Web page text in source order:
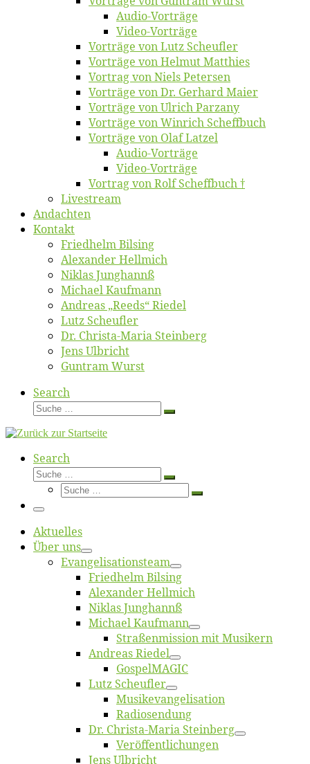
Au­dio-Vor­trä­ge
Vi­deo-Vor­trä­ge
Vor­trä­ge von Lutz Scheufler
Vor­trä­ge von Hel­mut Matthies
Vor­trag von Niels Petersen
Vor­trä­ge von Dr. Ger­hard Maier
Vor­trä­ge von Ul­rich Parzany
Vor­trä­ge von Win­rich Scheffbuch
Vor­trä­ge von Olaf Latzel
Au­dio-Vor­trä­ge
Vi­deo-Vor­trä­ge
Vor­trag von Rolf Scheffbuch †
Live­stream
An­dach­ten
Kon­takt
Fried­helm Bilsing
Alex­an­der Hellmich
Ni­klas Junghannß
Mi­cha­el Kaufmann
An­dre­as „Reeds“ Riedel
Lutz Scheuf­ler
Dr. Chris­­ta-Ma­ria Steinberg
Jens Ulb­richt
Gun­tram Wurst
Search
Suche
Suche
Search
Suche
Suche
Suche
Suche
Menü
Ak­tu­el­les
Über uns
Evangelisa­tions­team
Fried­helm Bilsing
Alex­an­der Hellmich
Ni­klas Junghannß
Mi­cha­el Kaufmann
Straßenmis­sion mit Musikern
An­dre­as Riedel
Gos­pel­MA­GIC
Lutz Scheuf­ler
Musikevan­ge­li­sa­tion
Ra­dio­sen­dung
Dr. Chris­­ta-Ma­ria Steinberg
Ver­öf­fent­li­chun­gen
Jens Ulb­richt